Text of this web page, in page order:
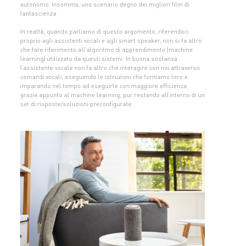
autonomo. Insomma, uno scenario degno dei migliori film di
fantascienza.
In realtà, quando parliamo di questo argomento, riferendoci
proprio agli assistenti vocali e agli smart speaker, non si fa altro
che fare riferimento all’algoritmo di apprendimento (machine
learning) utilizzato da questi sistemi. In buona sostanza
l’assistente vocale non fa altro che interagire con noi attraverso
comandi vocali, eseguendo le istruzioni che forniamo loro e
imparando nel tempo ad eseguirle con maggiore efficienza
grazie appunto al machine learning, pur restando all’interno di un
set di risposte/soluzioni preconfigurate.